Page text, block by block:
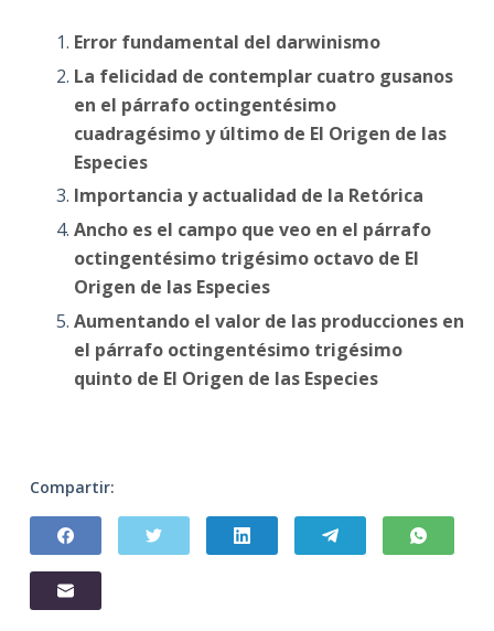
Error fundamental del darwinismo
La felicidad de contemplar cuatro gusanos
en el párrafo octingentésimo
cuadragésimo y último de El Origen de las
Especies
Importancia y actualidad de la Retórica
Ancho es el campo que veo en el párrafo
octingentésimo trigésimo octavo de El
Origen de las Especies
Aumentando el valor de las producciones en
el párrafo octingentésimo trigésimo
quinto de El Origen de las Especies
Compartir: